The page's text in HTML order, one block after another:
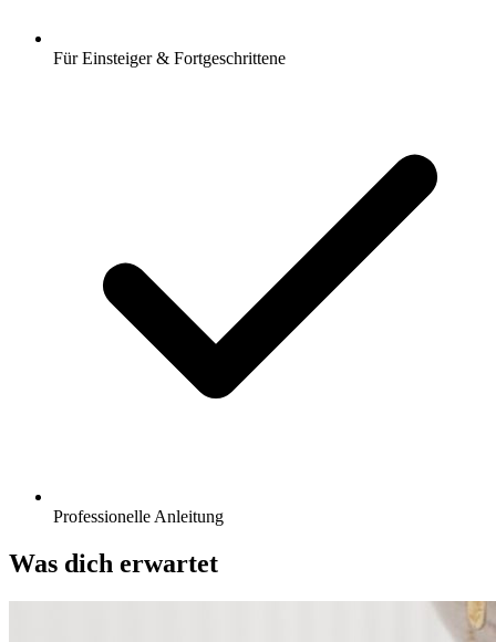
Für Einsteiger & Fortgeschrittene
Professionelle Anleitung
Was dich erwartet